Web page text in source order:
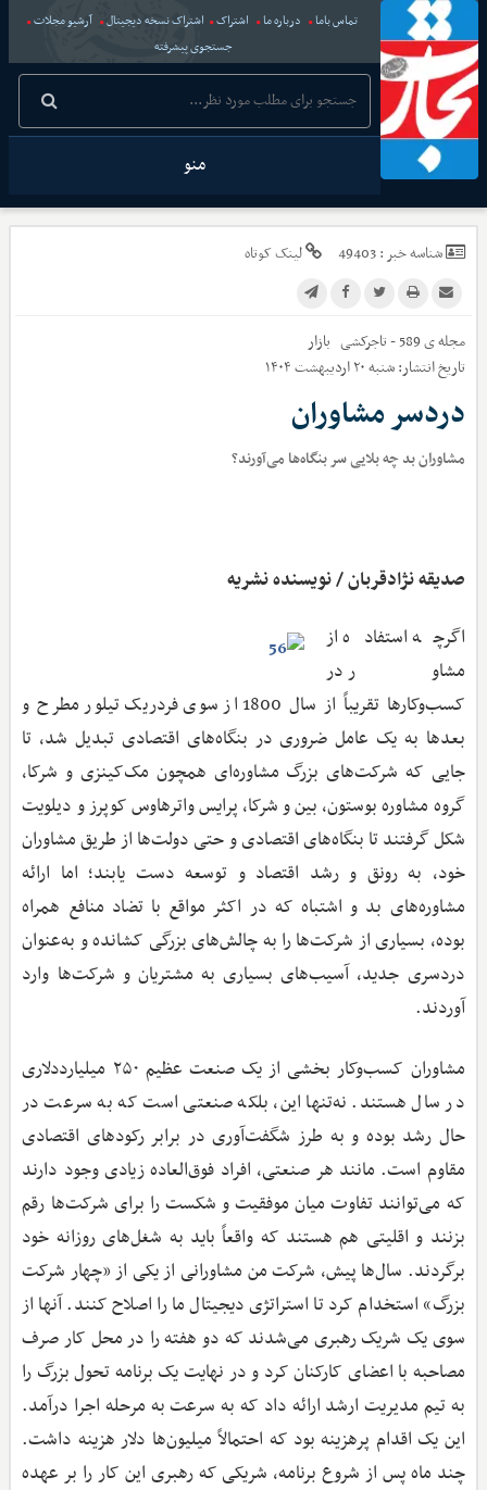
تماس باما درباره ما اشتراک اشتراک نسخه دیجیتال
آرشیو مجلات
جستجوی پیشرفته
منو
شناسه خبر :49403 لینک کوتاه
مجله ی 589 - تاجرکشی
بازار
تاریخ انتشار:شنبه ۲۰ اردیبهشت ۱۴۰۴
دردسر مشاوران
مشاوران بد چه بلایی سر بنگاه‌ها می‌آورند؟
صدیقه نژادقربان / نویسنده نشریه
اگرچه استفاده از
مشاور در
کسب‌وکارها تقریباً از سال 1800 از سوی فردریک تیلور مطرح و
بعدها به یک عامل ضروری در بنگاه‌های اقتصادی تبدیل شد، تا
جایی که شرکت‌های بزرگ مشاوره‌ای همچون مک‌کینزی و شرکا،
گروه مشاوره بوستون، بین و شرکا، پرایس واترهاوس کوپرز و دیلویت
شکل گرفتند تا بنگاه‌های اقتصادی و حتی دولت‌ها از طریق مشاوران
خود، به رونق و رشد اقتصاد و توسعه دست یابند؛ اما ارائه
مشاوره‌های بد و اشتباه که در اکثر مواقع با تضاد منافع همراه
بوده، بسیاری از شرکت‌ها را به چالش‌های بزرگی کشانده و به‌عنوان
دردسری جدید، آسیب‌های بسیاری به مشتریان و شرکت‌ها وارد
آوردند.
مشاوران کسب‌وکار بخشی از یک صنعت عظیم ۲۵۰ میلیارددلاری
در سال هستند. نه‌تنها این، بلکه صنعتی است که به سرعت در
حال رشد بوده و به طرز شگفت‌آوری در برابر رکودهای اقتصادی
مقاوم است. مانند هر صنعتی، افراد فوق‌العاده زیادی وجود دارند
که می‌توانند تفاوت میان موفقیت و شکست را برای شرکت‌ها رقم
بزنند و اقلیتی هم هستند که واقعاً باید به شغل‌های روزانه خود
برگردند. سال‌ها پیش، شرکت من مشاورانی از یکی از «چهار شرکت
بزرگ» استخدام کرد تا استراتژی دیجیتال ما را اصلاح کنند. آنها از
سوی یک شریک رهبری می‌شدند که دو هفته را در محل کار صرف
مصاحبه با اعضای کارکنان کرد و در نهایت یک برنامه تحول بزرگ را
به تیم مدیریت ارشد ارائه داد که به سرعت به مرحله اجرا درآمد.
این یک اقدام پرهزینه بود که احتمالاً میلیون‌ها دلار هزینه داشت.
چند ماه پس از شروع برنامه، شریکی که رهبری این کار را بر عهده